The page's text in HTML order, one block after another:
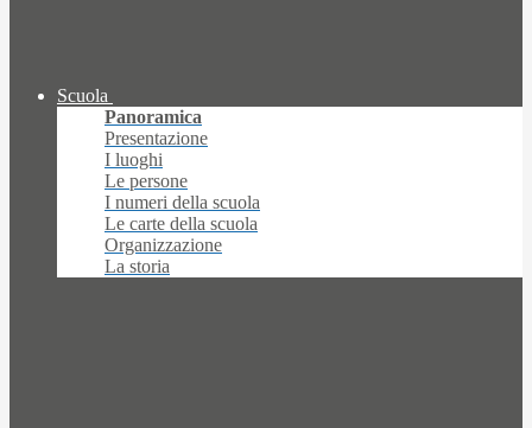
Scuola
Panoramica
Presentazione
I luoghi
Le persone
I numeri della scuola
Le carte della scuola
Organizzazione
La storia